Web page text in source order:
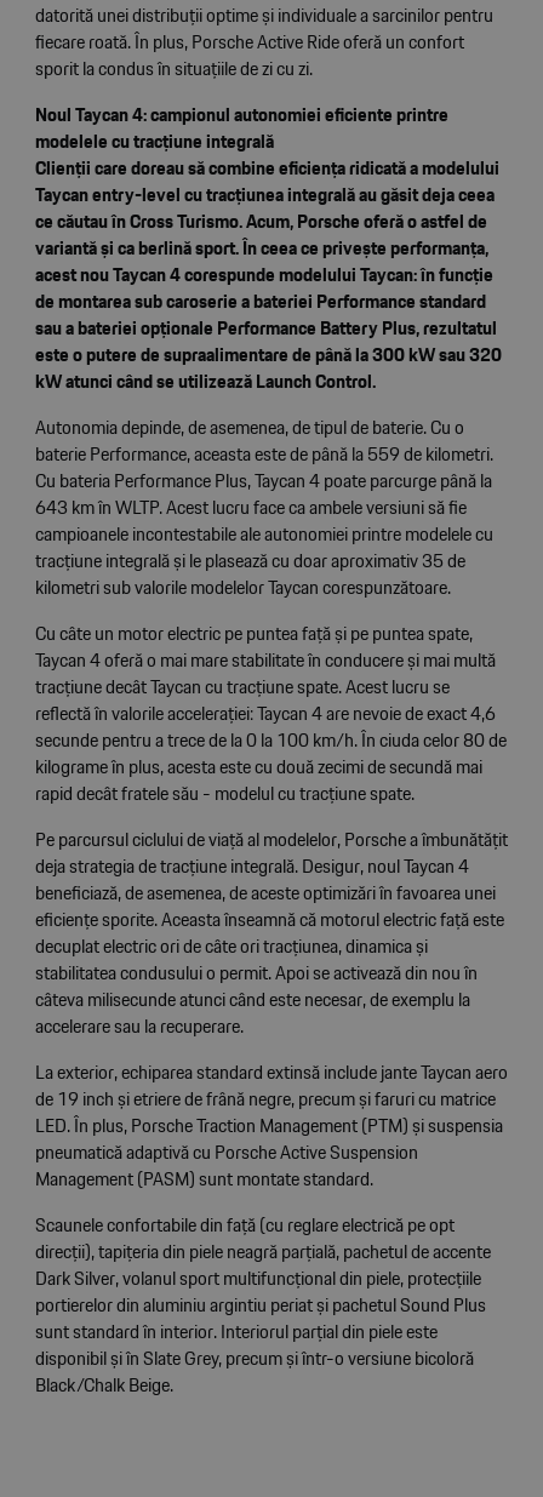
datorită unei distribuții optime și individuale a sarcinilor pentru
fiecare roată. În plus, Porsche Active Ride oferă un confort
sporit la condus în situațiile de zi cu zi.
Noul Taycan 4: campionul autonomiei eficiente printre
modelele cu tracțiune integrală
Clienții care doreau să combine eficiența ridicată a modelului
Taycan entry-level cu tracțiunea integrală au găsit deja ceea
ce căutau în Cross Turismo. Acum, Porsche oferă o astfel de
variantă și ca berlină sport. În ceea ce privește performanța,
acest nou Taycan 4 corespunde modelului Taycan: în funcție
de montarea sub caroserie a bateriei Performance standard
sau a bateriei opționale Performance Battery Plus, rezultatul
este o putere de supraalimentare de până la 300 kW sau 320
kW atunci când se utilizează Launch Control.
Autonomia depinde, de asemenea, de tipul de baterie. Cu o
baterie Performance, aceasta este de până la 559 de kilometri.
Cu bateria Performance Plus, Taycan 4 poate parcurge până la
643 km în WLTP. Acest lucru face ca ambele versiuni să fie
campioanele incontestabile ale autonomiei printre modelele cu
tracțiune integrală și le plasează cu doar aproximativ 35 de
kilometri sub valorile modelelor Taycan corespunzătoare.
Cu câte un motor electric pe puntea față și pe puntea spate,
Taycan 4 oferă o mai mare stabilitate în conducere și mai multă
tracțiune decât Taycan cu tracțiune spate. Acest lucru se
reflectă în valorile accelerației: Taycan 4 are nevoie de exact 4,6
secunde pentru a trece de la 0 la 100 km/h. În ciuda celor 80 de
kilograme în plus, acesta este cu două zecimi de secundă mai
rapid decât fratele său - modelul cu tracțiune spate.
Pe parcursul ciclului de viață al modelelor, Porsche a îmbunătățit
deja strategia de tracțiune integrală. Desigur, noul Taycan 4
beneficiază, de asemenea, de aceste optimizări în favoarea unei
eficiențe sporite. Aceasta înseamnă că motorul electric față este
decuplat electric ori de câte ori tracțiunea, dinamica și
stabilitatea condusului o permit. Apoi se activează din nou în
câteva milisecunde atunci când este necesar, de exemplu la
accelerare sau la recuperare.
La exterior, echiparea standard extinsă include jante Taycan aero
de 19 inch și etriere de frână negre, precum și faruri cu matrice
LED. În plus, Porsche Traction Management (PTM) și suspensia
pneumatică adaptivă cu Porsche Active Suspension
Management (PASM) sunt montate standard.
Scaunele confortabile din față (cu reglare electrică pe opt
direcții), tapițeria din piele neagră parțială, pachetul de accente
Dark Silver, volanul sport multifuncțional din piele, protecțiile
portierelor din aluminiu argintiu periat și pachetul Sound Plus
sunt standard în interior. Interiorul parțial din piele este
disponibil și în Slate Grey, precum și într-o versiune bicoloră
Black/Chalk Beige.